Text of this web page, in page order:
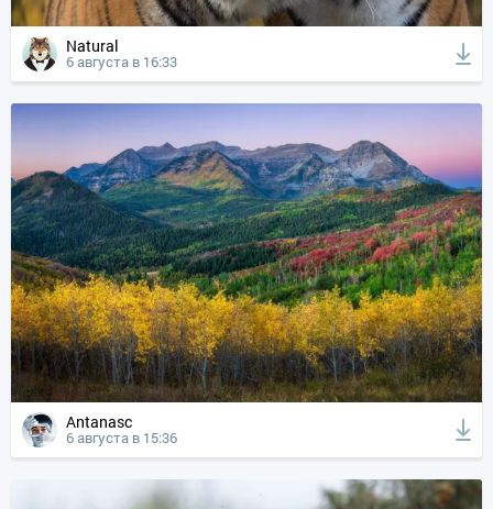
Natural
6 августа в 16:33
Antanasc
6 августа в 15:36